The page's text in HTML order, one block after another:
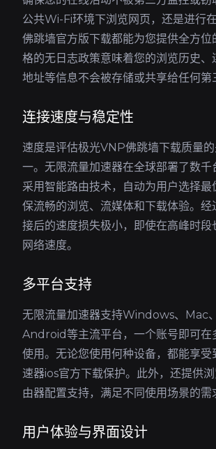
公共Wi-Fi环境下浏览网页，还是进行在
佛跳墙官方版下载都能为您提供全方位
格的无日志政策意味着您的浏览历史、
地址等信息不会被存储或共享给任何第
连接速度与稳定性
速度是评估极光VNP佛跳墙下载质量
一。无限流量加速器在全球部署了数千
采用智能路由技术，自动为用户选择最
保流畅的浏览、流媒体和下载体验。经
接后的速度损失极小，即使在高峰时段
网络速度。
多平台支持
无限流量加速器支持Windows、Mac、
Android等主流平台，一个账号即可在
使用。无论您使用何种设备，都能享受
速器ios官方下载保护。此外，还提供
由器配置支持，满足不同使用场景的需
用户体验与界面设计